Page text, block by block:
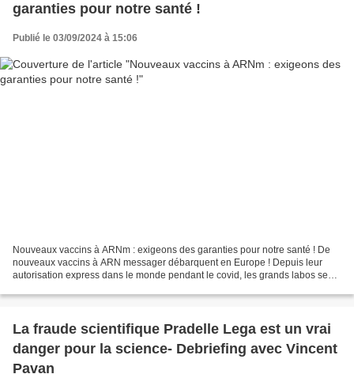
garanties pour notre santé !
Publié le 03/09/2024 à 15:06
Nouveaux vaccins à ARNm : exigeons des garanties pour notre santé ! De
nouveaux vaccins à ARN messager débarquent en Europe ! Depuis leur
autorisation express dans le monde pendant le covid, les grands labos se
La fraude scientifique Pradelle Lega est un vrai
danger pour la science- Debriefing avec Vincent
Pavan